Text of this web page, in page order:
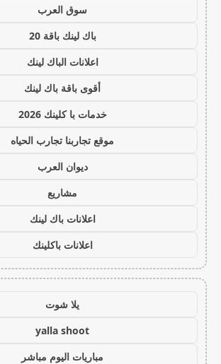
سوق العرب
باك لينك باقة 20
اعلانات الباك لينك
أقوى باقة باك لينك
خدمات با كلينك 2026
موقع تجاربنا تجارب الحياه
ديوان العرب
مشاريع
اعلانات باك لينك
اعلانات باكلينك
يلا شوت
yalla shoot
مباريات اليوم مباشر